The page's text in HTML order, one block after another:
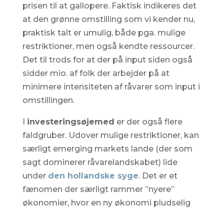
prisen til at gallopere. Faktisk indikeres det
at den grønne omstilling som vi kender nu,
praktisk talt er umulig, både pga. mulige
restriktioner, men også kendte ressourcer.
Det til trods for at der på input siden også
sidder mio. af folk der arbejder på at
minimere intensiteten af råvarer som input i
omstillingen.
I investeringsøjemed er der også flere
faldgruber. Udover mulige restriktioner, kan
særligt emerging markets lande (der som
sagt dominerer råvarelandskabet) lide
under den hollandske syge. Det er et
fænomen der særligt rammer ”nyere”
økonomier, hvor en ny økonomi pludselig